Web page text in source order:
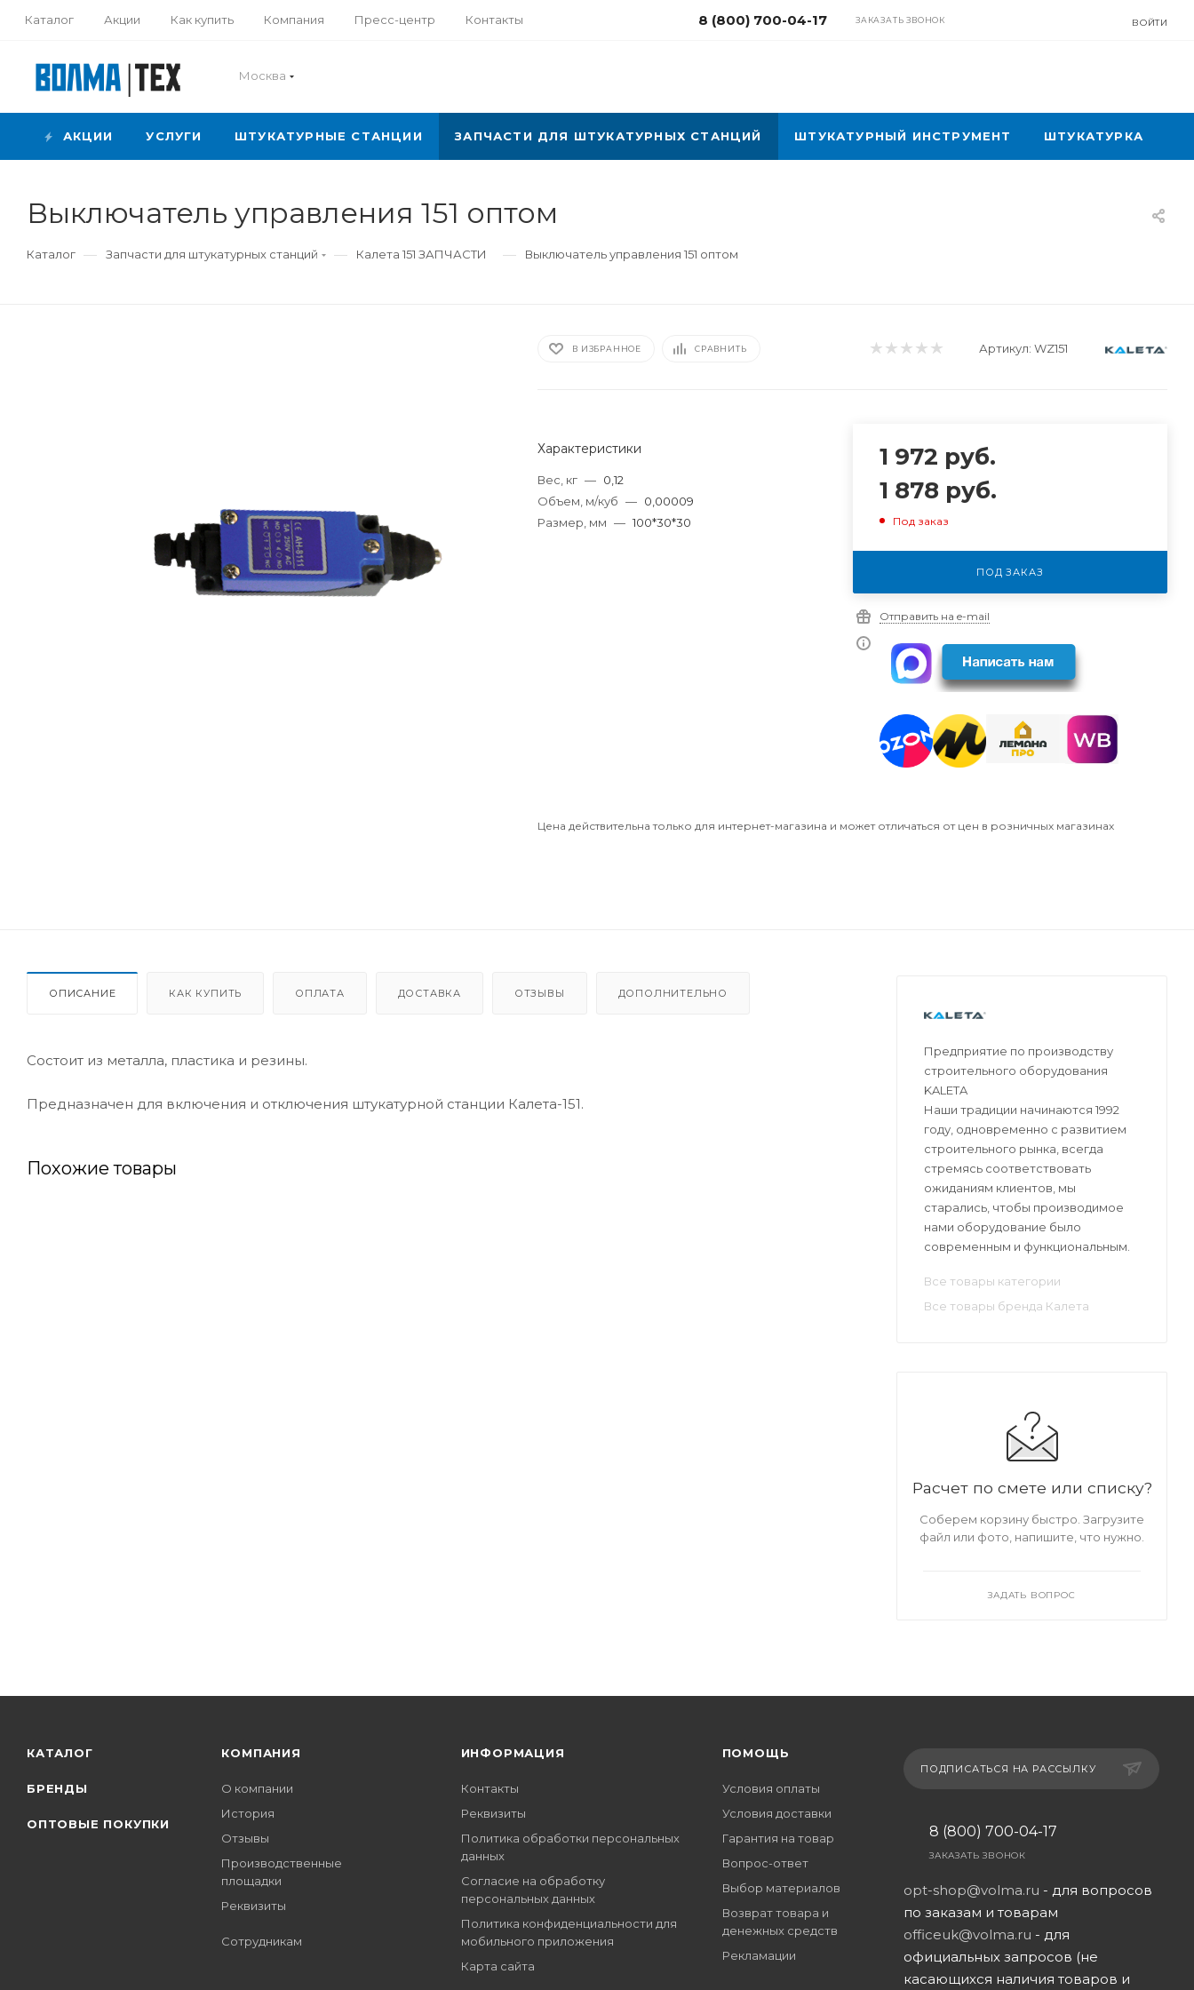
Каталог Акции Как купить Компания Пресс-центр Контакты 8 (800) 700-04-17 ЗАКАЗАТЬ ЗВОНОК ВОЙТИ
Москва
АКЦИИ УСЛУГИ ШТУКАТУРНЫЕ СТАНЦИИ ЗАПЧАСТИ ДЛЯ ШТУКАТУРНЫХ СТАНЦИЙ ШТУКАТУРНЫЙ ИНСТРУМЕНТ ШТУКАТУРКА
Выключатель управления 151 оптом
Каталог — Запчасти для штукатурных станций — Калета 151 ЗАПЧАСТИ — Выключатель управления 151 оптом
В ИЗБРАННОЕ СРАВНИТЬ Артикул: WZ151
Характеристики
Вес, кг — 0,12
Объем, м/куб — 0,00009
Размер, мм — 100*30*30
1 972 руб.
1 878 руб.
Под заказ
ПОД ЗАКАЗ
Отправить на e-mail
Цена действительна только для интернет-магазина и может отличаться от цен в розничных магазинах
ОПИСАНИЕ КАК КУПИТЬ ОПЛАТА ДОСТАВКА ОТЗЫВЫ ДОПОЛНИТЕЛЬНО
Состоит из металла, пластика и резины.
Предназначен для включения и отключения штукатурной станции Калета-151.
Похожие товары
Предприятие по производству
строительного оборудования
KALETA
Наши традиции начинаются 1992
году, одновременно с развитием
строительного рынка, всегда
стремясь соответствовать
ожиданиям клиентов, мы
старались, чтобы производимое
нами оборудование было
современным и функциональным.
Все товары категории
Все товары бренда Калета
Расчет по смете или списку?
Соберем корзину быстро. Загрузите
файл или фото, напишите, что нужно.
ЗАДАТЬ ВОПРОС
КАТАЛОГ
БРЕНДЫ
ОПТОВЫЕ ПОКУПКИ
КОМПАНИЯ
О компании
История
Отзывы
Производственные
площадки
Реквизиты
Сотрудникам
ИНФОРМАЦИЯ
Контакты
Реквизиты
Политика обработки персональных
данных
Согласие на обработку
персональных данных
Политика конфиденциальности для
мобильного приложения
Карта сайта
ПОМОЩЬ
Условия оплаты
Условия доставки
Гарантия на товар
Вопрос-ответ
Выбор материалов
Возврат товара и
денежных средств
Рекламации
ПОДПИСАТЬСЯ НА РАССЫЛКУ
8 (800) 700-04-17
ЗАКАЗАТЬ ЗВОНОК
opt-shop@volma.ru - для вопросов
по заказам и товарам
officeuk@volma.ru - для
официальных запросов (не
касающихся наличия товаров и